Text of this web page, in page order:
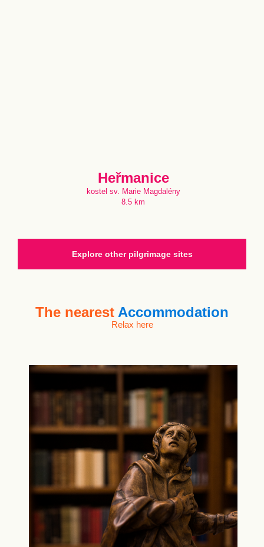
Heřmanice
kostel sv. Marie Magdalény
8.5 km
Explore other pilgrimage sites
The nearest Accommodation
Relax here